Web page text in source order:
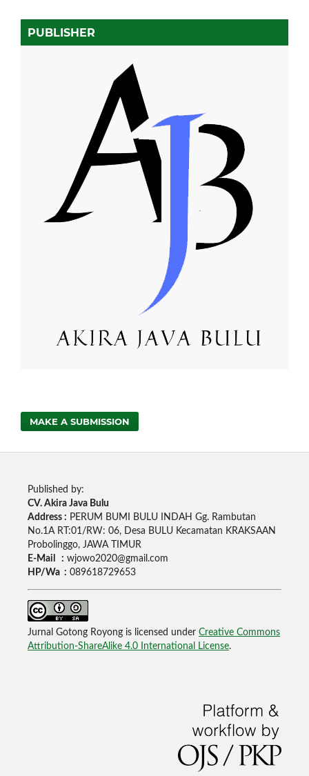
PUBLISHER
MAKE A SUBMISSION
Published by:
CV. Akira Java Bulu
Address : PERUM BUMI BULU INDAH Gg. Rambutan
No.1A RT:01/RW: 06, Desa BULU Kecamatan KRAKSAAN
Probolinggo, JAWA TIMUR
E-Mail : wjowo2020@gmail.com
HP/Wa : 089618729653
Jurnal Gotong Royong is licensed under Creative Commons
Attribution-ShareAlike 4.0 International License.